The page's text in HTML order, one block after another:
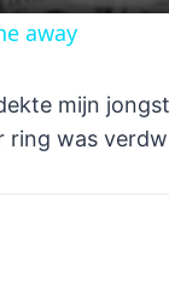
away
mijn
ring was